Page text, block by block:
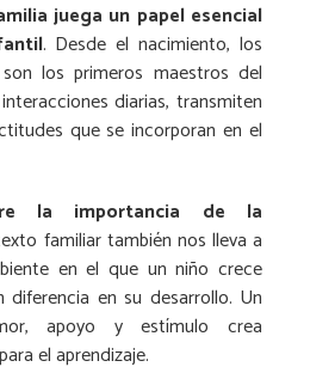
juega un papel esencial
. Desde el nacimiento, los
los primeros maestros del
diarias, transmiten
que se incorporan en el
la importancia de la
familiar también nos lleva a
en el que un niño crece
diferencia en su desarrollo. Un
apoyo y estímulo crea
el aprendizaje.